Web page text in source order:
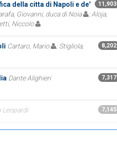
11,903
della citta di Napoli e de'
Giovanni, duca di Noia
; Aloja,
Niccolo
8,202
Cartaro, Mario
; Stigliola,
7,317
Dante Alighieri
7,145
Leopardi